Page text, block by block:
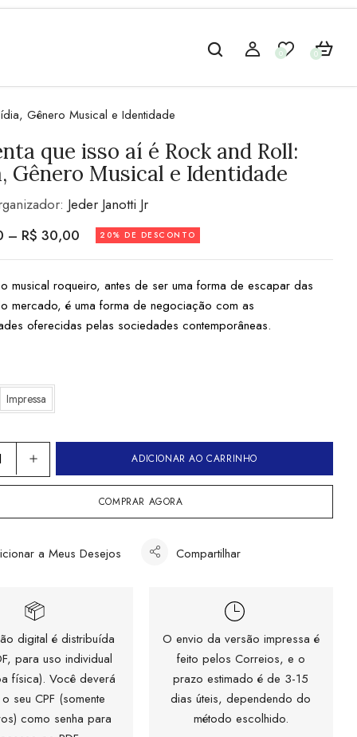
0 0
Gênero Musical e Identidade
que isso aí é Rock and Roll:
Gênero Musical e Identidade
Jeder Janotti Jr
– R$ 30,00 20% DE DESCONTO
musical roqueiro, antes de ser uma forma de escapar das
mercado, é uma forma de negociação com as
oferecidas pelas sociedades contemporâneas.
Impressa
ADICIONAR AO CARRINHO
COMPRAR AGORA
a Meus Desejos Compartilhar
digital é distribuída
para uso individual
física). Você deverá
seu CPF (somente
como senha para
O envio da versão impressa é
feito pelos Correios, e o
prazo estimado é de 3-15
dias úteis, dependendo do
método escolhido.